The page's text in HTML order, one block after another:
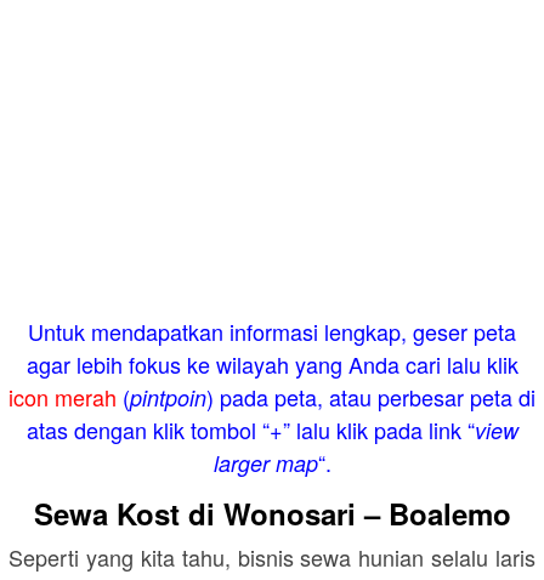
Untuk mendapatkan informasi lengkap, geser peta
agar lebih fokus ke wilayah yang Anda cari lalu klik
icon merah (pintpoin) pada peta, atau perbesar peta di
atas dengan klik tombol “+” lalu klik pada link “view
larger map“.
Sewa Kost di Wonosari – Boalemo
Seperti yang kita tahu, bisnis sewa hunian selalu laris